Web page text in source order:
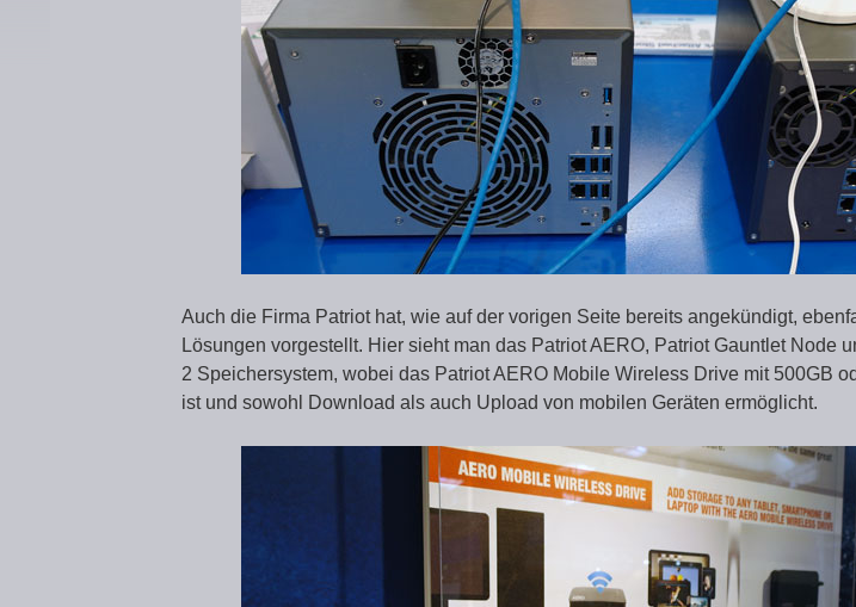
Auch die Firma Patriot hat, wie auf der vorigen Seite bereits angekündigt,
Lösungen vorgestellt. Hier sieht man das Patriot AERO, Patriot Gauntlet Node
2 Speichersystem, wobei das Patriot AERO Mobile Wireless Drive mit 500GB
ist und sowohl Download als auch Upload von mobilen Geräten ermöglicht.